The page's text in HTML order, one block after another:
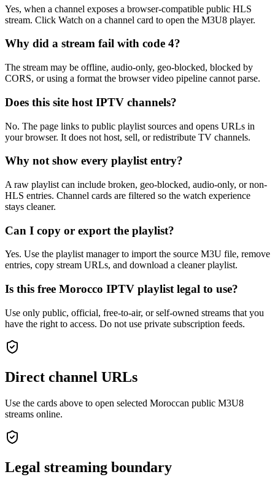
Yes, when a channel exposes a browser-compatible public HLS
stream. Click Watch on a channel card to open the M3U8 player.
Why did a stream fail with code 4?
The stream may be offline, audio-only, geo-blocked, blocked by
CORS, or using a format the browser video pipeline cannot parse.
Does this site host IPTV channels?
No. The page links to public playlist sources and opens URLs in
your browser. It does not host, sell, or redistribute TV channels.
Why not show every playlist entry?
A raw playlist can include broken, geo-blocked, audio-only, or non-
HLS entries. Channel cards are filtered so the watch experience
stays cleaner.
Can I copy or export the playlist?
Yes. Use the playlist manager to import the source M3U file, remove
entries, copy stream URLs, and download a cleaner playlist.
Is this free Morocco IPTV playlist legal to use?
Use only public, official, free-to-air, or self-owned streams that you
have the right to access. Do not use private subscription feeds.
Direct channel URLs
Use the cards above to open selected Moroccan public M3U8
streams online.
Legal streaming boundary